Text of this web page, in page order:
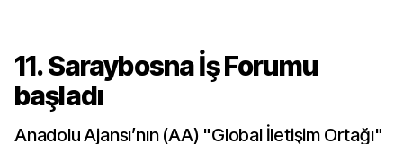
11. Saraybosna İş Forumu
başladı
Anadolu Ajansı’nın (AA) "Global İletişim Ortağı"